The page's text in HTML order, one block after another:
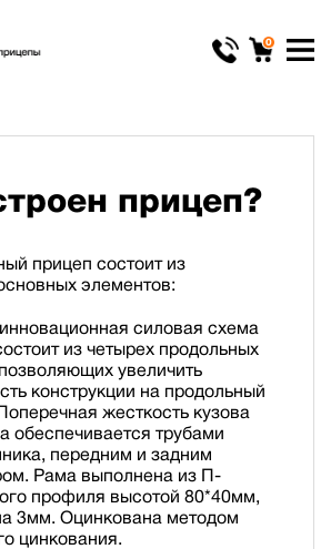
0
прицеп?
прицеп состоит из
элементов:
силовая схема
из четырех продольных
увеличить
конструкции на продольный
жесткость кузова
обеспечивается трубами
передним и задним
Рама выполнена из П-
профиля высотой 80*40мм,
3мм. Оцинкована методом
цинкования.